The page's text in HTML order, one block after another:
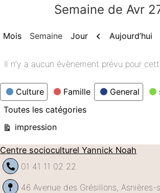
Semaine de Avr
Mois Semaine Jour Précédent
Aujourd’hui
Il n’y a aucun évènement prévu pour
Catégories
Culture Famille General
Toutes les catégories
Vue
impression
Centre socioculturel Yannick Noah
01 41 11 02 22
46 Avenue des Grésillons, Asnières-